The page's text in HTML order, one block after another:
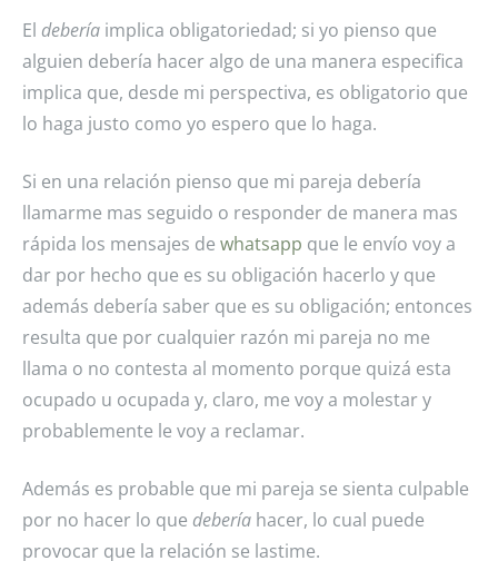
El debería implica obligatoriedad; si yo pienso que
alguien debería hacer algo de una manera especifica
implica que, desde mi perspectiva, es obligatorio que
lo haga justo como yo espero que lo haga.
Si en una relación pienso que mi pareja debería
llamarme mas seguido o responder de manera mas
rápida los mensajes de whatsapp que le envío voy a
dar por hecho que es su obligación hacerlo y que
además debería saber que es su obligación; entonces
resulta que por cualquier razón mi pareja no me
llama o no contesta al momento porque quizá esta
ocupado u ocupada y, claro, me voy a molestar y
probablemente le voy a reclamar.
Además es probable que mi pareja se sienta culpable
por no hacer lo que debería hacer, lo cual puede
provocar que la relación se lastime.